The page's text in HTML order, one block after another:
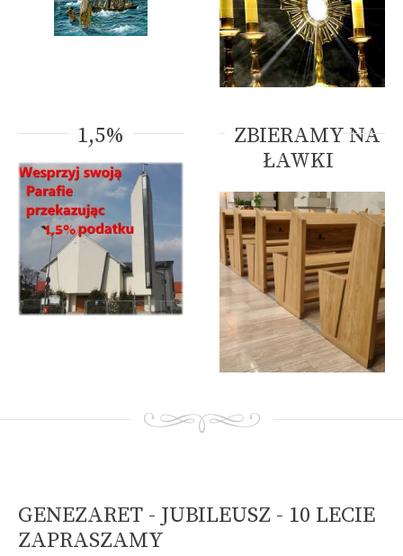
1,5%
ZBIERAMY NA
ŁAWKI
GENEZARET - JUBILEUSZ - 10 LECIE
ZAPRASZAMY